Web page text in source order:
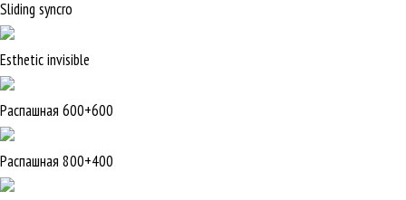
Sliding syncro
Esthetic invisible
Распашная 600+600
Распашная 800+400